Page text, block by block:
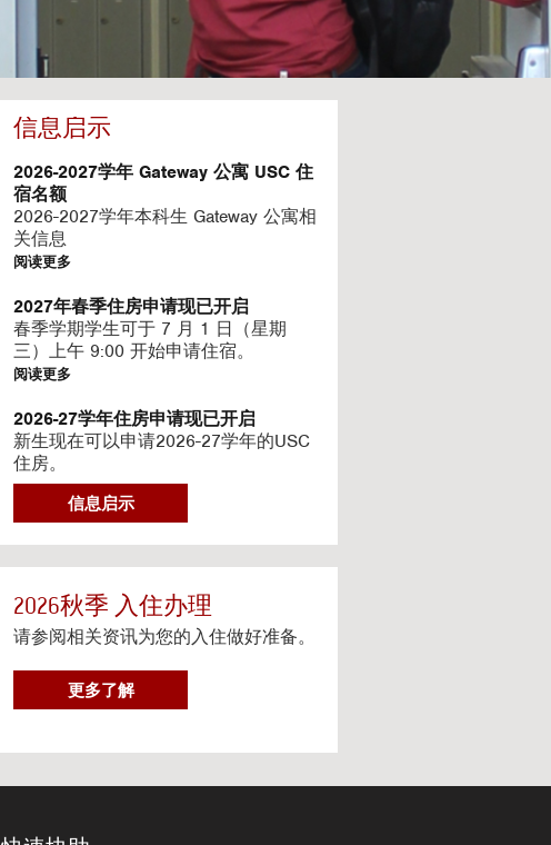
信息启示
2026-2027学年 Gateway 公寓 USC 住
宿名额
2026-2027学年本科生 Gateway 公寓相
关信息
阅读更多
2027年春季住房申请现已开启
春季学期学生可于 7 月 1 日（星期
三）上午 9:00 开始申请住宿。
阅读更多
2026-27学年住房申请现已开启
新生现在可以申请2026-27学年的USC
住房。
阅读更多
阅读更多
Gateway房源-住房续约程序UHR
Gateway apartments 将在(UHR)住房续
约程序中可用。
阅读更多
流媒体服务
信息启示
2026秋季 入住办理
请参阅相关资讯为您的入住做好准备。
更多了解2
0
6